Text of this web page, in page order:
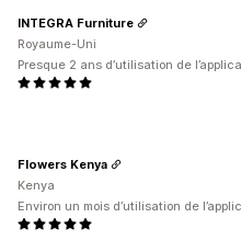
INTEGRA Furniture
Royaume-Uni
Presque 2 ans d’utilisation de
Flowers Kenya
Kenya
Environ un mois d’utilisation de